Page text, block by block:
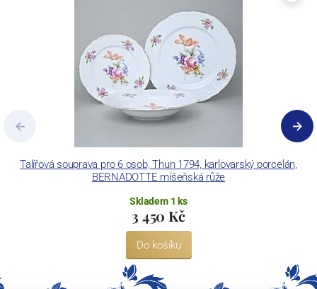
Concordia Lesov používá ochrannou známku LC a Thun Hotel &
Talířová souprava pro 6 osob, Thun 1794, karlovarský porcelán,
BERNADOTTE míšeňská růže
Skladem 1 ks
3 450 Kč
Do košíku